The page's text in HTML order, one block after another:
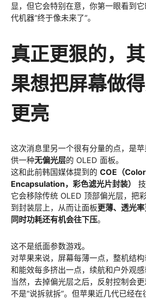
显，但它会特别在意，你第一眼看到
代机器“终于像未来了”。
真正更狠的，
果想把屏幕做得
更亮
这次消息里另一个很有分量的点，是
供一种无偏光层的 OLED 面板。
这和此前韩国媒体提到的COE（
Encapsulation，彩色滤光片封装）
它会移除传统 OLED 顶部偏光层，把
到封装层上，从而让面板更薄、透光率
同时功耗还有机会往下压。
这不是纸面参数游戏。
对苹果来说，屏幕每薄一点，整机结
和能效每多挤出一点，续航和户外观感
当然，去掉偏光层之后，反射控制会
不是“说拆就拆”。但苹果近几代已经